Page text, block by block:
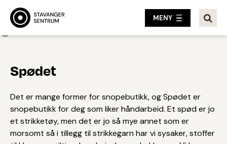
MENY
Spødet
Det er mange former for snopebutikk, og Spødet er
snopebutikk for deg som liker håndarbeid. Et spød er jo
et strikketøy, men det er jo så mye annet som er
morsomt så i tillegg til strikkegarn har vi sysaker, stoffer